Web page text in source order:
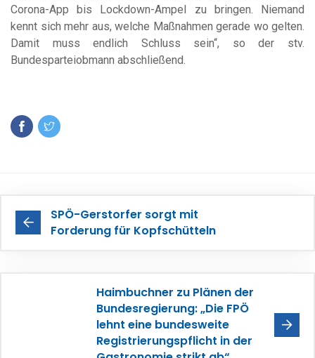
Corona-App bis Lockdown-Ampel zu bringen. Niemand
kennt sich mehr aus, welche Maßnahmen gerade wo gelten.
Damit muss endlich Schluss sein“, so der stv.
Bundesparteiobmann abschließend.
SPÖ-Gerstorfer sorgt mit
Forderung für Kopfschütteln
Haimbuchner zu Plänen der
Bundesregierung: „Die FPÖ
lehnt eine bundesweite
Registrierungspflicht in der